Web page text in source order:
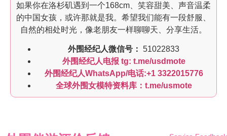
如果你在洛杉矶遇到一个168cm、笑容甜美、声音温柔
的中国女孩，或许那就是我。希望我们能有一段舒服、
自然的相处时光，像老朋友一样聊聊天、分享生活。
外围经纪人微信号： 51022833
外围经纪人电报 tg: t.me/usdmote
外围经纪人WhatsApp/电话:+1 3322015776
全球外围女模特资料库：t.me/usmote